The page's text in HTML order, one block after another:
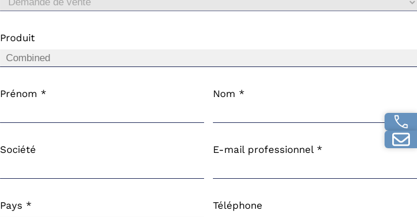
Produit
Prénom * Nom *
Société E-mail professionnel *
Pays * Téléphone